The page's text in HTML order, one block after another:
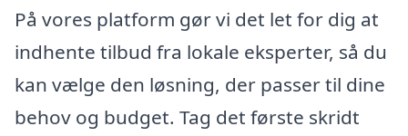
På vores platform gør vi det let for dig at
indhente tilbud fra lokale eksperter, så du
kan vælge den løsning, der passer til dine
behov og budget. Tag det første skridt